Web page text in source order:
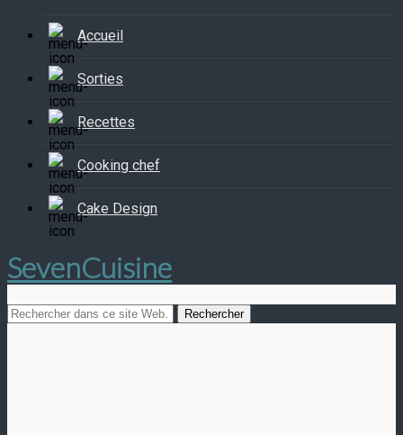
Accueil
Sorties
Recettes
Cooking chef
Cake Design
SevenCuisine